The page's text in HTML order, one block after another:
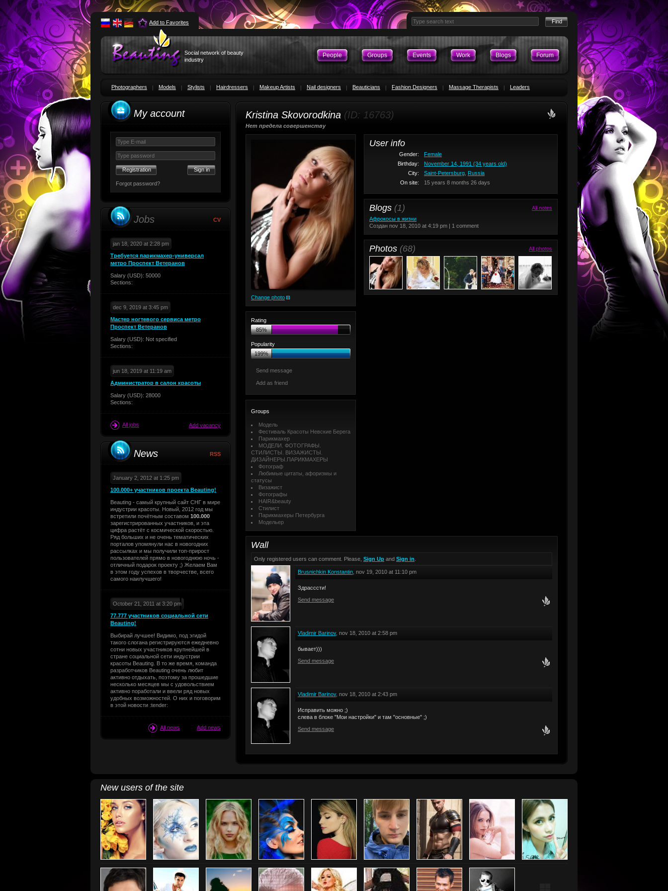
Add to Favorites
Social network of beauty
industry
People Groups Events Work Blogs Forum
Photographers Models Stylists Hairdressers Makeup Artists Nail designers Beauticians Fashion Designers Massage Therapists Leaders
My account
Registration
Forgot password?
Jobs CV
jan 18, 2020 at 2:28 pm
Требуется парикмахер-универсал
метро Проспект Ветеранов
Salary (USD): 50000
Sections:
dec 9, 2019 at 3:45 pm
Мастер ногтевого сервиса метро
Проспект Ветеранов
Salary (USD): Not specified
Sections:
jun 18, 2019 at 11:19 am
Администратор в салон красоты
Salary (USD): 28000
Sections:
All jobs Add vacancy
RSS
News
January 2, 2012 at 1:25 pm
100.000+ участников проекта Beauting!
Beauting - самый крупный сайт СНГ в мире
индустрии красоты. Новый, 2012 год мы
встретили почётным составом 100.000
зарегистрированных участников, и эта
цифра растёт с космической скоростью.
Ряд больших и не очень тематических
порталов упомянули нас в новогодних
рассылках и мы получили топ-прирост
пользователей прямо в новогоднюю ночь -
отличный подарок проекту ;) Желаем Вам
в этом году успехов в творчестве, всего
самого наилучшего!
October 21, 2011 at 3:20 pm
77.777 участников социальной сети
Beauting!
Выбирай лучшее! Видимо, под эгидой
такого слогана регистрируются ежедневно
сотни новых участников крупнейшей в
стране социальной сети индустрии
красоты Beauting. В то же время, команда
разработчиков Beauting очень любит
активно отдыхать, поэтому за прошедшие
несколько месяцев мы с удовольствием
активно поработали и ввели ряд новых
удобных возможностей. О них и поговорим
в этой новости :tender:
Add news
All news
Kristina Skovorodkina (ID: 16763)
Нет предела совершенству
Change photo
Rating
85%
Popularity
199%
Send message
Add as friend
Groups
Модель
Фестиваль Красоты Невские Берега
Парикмахер
МОДЕЛИ. ФОТОГРАФЫ.
СТИЛИСТЫ. ВИЗАЖИСТЫ.
ДИЗАЙНЕРЫ.ПАРИКМАХЕРЫ
Фотограф
Любимые цитаты, афоризмы и
статусы
Визажист
Фотографы
HAIR&beauty
Стилист
Парикмахеры Петербурга
Модельер
User info
Gender:
Female
Birthday:
November 14, 1991 (34 years old)
City:
Saint-Petersburg Russia
On site:
15 years 8 months 26 days
All notes
Blogs (1)
Афрокосы в жизни
Создан nov 18, 2010 at 4:19 pm | 1 comment
All photos
Photos (68)
Wall
Only registered users can comment. Please, Sign Up and Sign in
Brusnichkin Konstantin , nov 19, 2010 at 11:10 pm
Здрасссти!
Send message
Vladimir Barinov, nov 18, 2010 at 2:58 pm
бывает)))
Send message
Vladimir Barinov, nov 18, 2010 at 2:43 pm
Исправить можно ;)
слева в блоке "Мои настройки" и там "основные" ;)
Send message
New users of the site